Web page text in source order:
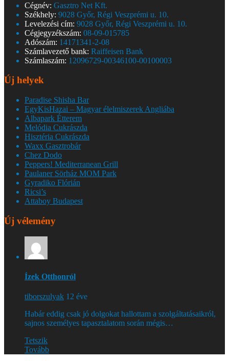
Cégnév: Gasztro Net Kft.
Székhely: 9028 Győr, Régi Veszprémi u. 10.
Levelezési cím: 9028 Győr, Régi Veszprémi u. 10.
Cégjegyzékszám: 08-09-015785
Adószám: 14171341-2-08
Számlavezető bank: Raiffeisen Bank
Számlaszám: 12096729-00346100-00100003
Új helyek
Paradise Shisha Bar
EgyKisHazai – Magyar élelmiszerek Angliába
Albapark Étterem
Melódia Cukrászda
Hisztéria Cukrászda
Waxx Gasztrobár
Chez Dodo
Peppers! Mediterranean Grill
Paulaner Sörház MOM Park
Gyradiko Flórián
Ricsi’s
Attaboy Budapest
Új vélemény
Ízek Otthonról
tiborszulyak 12 éve
Habár eddig csak jó dolgokat hallottam a szolgáltatásaikról,
sajnos személyes tapasztalatom során mégis…
Tetszik
Tovább